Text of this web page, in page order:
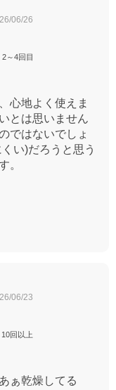
06/26
2～4回目
心地よく使えま
とは思いません
ではないでしょ
い)だろうと思う
。
06/23
10回以上
ぁ乾燥してる